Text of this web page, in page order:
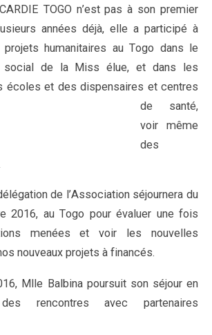
TOGO n’est pas à son premier
années déjà, elle a participé à
humanitaires au Togo dans le
social de la Miss élue, et dans les
écoles et des dispensaires et centres
de santé,
voir même
des
de l’Association séjournera du
2016, au Togo pour évaluer une fois
menées et voir les nouvelles
nouveaux projets à financés.
Mlle Balbina poursuit son séjour en
rencontres avec partenaires